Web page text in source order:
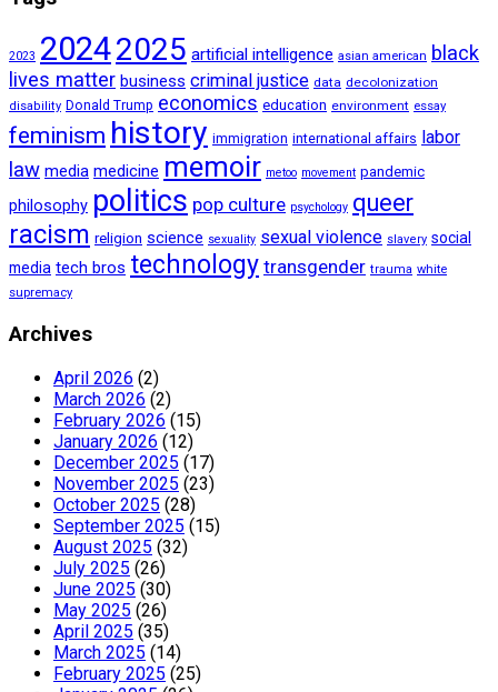
2023 20242025 artificial intelligence asian american black
lives matter business criminal justice data decolonization
disability Donald Trump economics education environment essay
feminism history immigration international affairs labor
law media medicine memoir metoo movement pandemic
philosophy politics pop culture psychology queer
racism religion science sexuality sexual violence slavery social
media tech bros technology transgender trauma white
supremacy
Archives
April 2026 (2)
March 2026 (2)
February 2026 (15)
January 2026 (12)
December 2025 (17)
November 2025 (23)
October 2025 (28)
September 2025 (15)
August 2025 (32)
July 2025 (26)
June 2025 (30)
May 2025 (26)
April 2025 (35)
March 2025 (14)
February 2025 (25)